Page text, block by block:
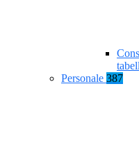
Personale 387